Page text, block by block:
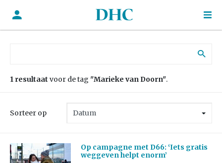
1 resultaat voor de tag "Marieke van Doorn".
Sorteer op
Op campagne met D66: ‘Iets gratis
weggeven helpt enorm’